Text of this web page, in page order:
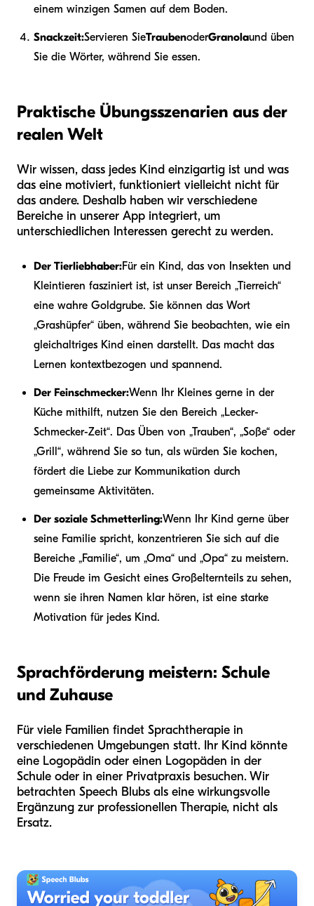
einem winzigen Samen auf dem Boden.
Snackzeit:Servieren SieTraubenoderGranolaund üben
Sie die Wörter, während Sie essen.
Praktische Übungsszenarien aus der
realen Welt
Wir wissen, dass jedes Kind einzigartig ist und was
das eine motiviert, funktioniert vielleicht nicht für
das andere. Deshalb haben wir verschiedene
Bereiche in unserer App integriert, um
unterschiedlichen Interessen gerecht zu werden.
Der Tierliebhaber:Für ein Kind, das von Insekten und
Kleintieren fasziniert ist, ist unser Bereich „Tierreich“
eine wahre Goldgrube. Sie können das Wort
„Grashüpfer“ üben, während Sie beobachten, wie ein
gleichaltriges Kind einen darstellt. Das macht das
Lernen kontextbezogen und spannend.
Der Feinschmecker:Wenn Ihr Kleines gerne in der
Küche mithilft, nutzen Sie den Bereich „Lecker-
Schmecker-Zeit“. Das Üben von „Trauben“, „Soße“ oder
„Grill“, während Sie so tun, als würden Sie kochen,
fördert die Liebe zur Kommunikation durch
gemeinsame Aktivitäten.
Der soziale Schmetterling:Wenn Ihr Kind gerne über
seine Familie spricht, konzentrieren Sie sich auf die
Bereiche „Familie“, um „Oma“ und „Opa“ zu meistern.
Die Freude im Gesicht eines Großelternteils zu sehen,
wenn sie ihren Namen klar hören, ist eine starke
Motivation für jedes Kind.
Sprachförderung meistern: Schule
und Zuhause
Für viele Familien findet Sprachtherapie in
verschiedenen Umgebungen statt. Ihr Kind könnte
eine Logopädin oder einen Logopäden in der
Schule oder in einer Privatpraxis besuchen. Wir
betrachten Speech Blubs als eine wirkungsvolle
Ergänzung zur professionellen Therapie, nicht als
Ersatz.